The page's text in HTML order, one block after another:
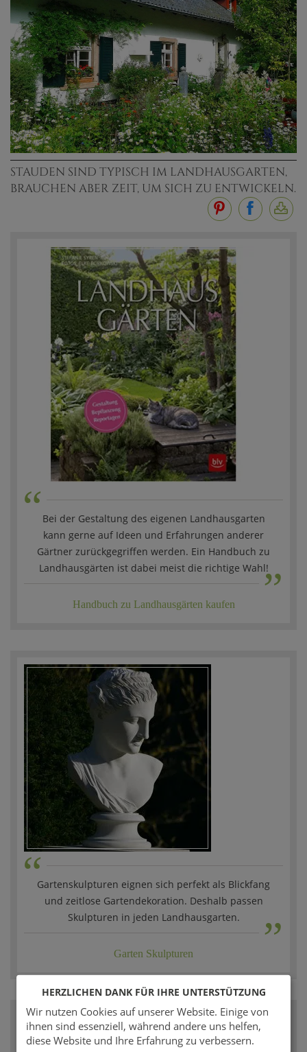
STAUDEN SIND TYPISCH IM LANDHAUSGARTEN,
BRAUCHEN ABER ZEIT, UM SICH ZU ENTWICKELN.
“ Bei der Gestaltung des eigenen Landhausgarten
kann gerne auf Ideen und Erfahrungen anderer
Gärtner zurückgegriffen werden. Ein Handbuch zu
Landhausgärten ist dabei meist die richtige Wahl!„
Handbuch zu Landhausgärten kaufen
“Gartenskulpturen eignen sich perfekt als Blickfang
und zeitlose Gartendekoration. Deshalb passen
Skulpturen in jeden Landhausgarten.
„
Garten Skulpturen
HERZLICHEN DANK FÜR IHRE UNTERSTÜTZUNG
Wir nutzen Cookies auf unserer Website. Einige von
ihnen sind essenziell, während andere uns helfen,
diese Website und Ihre Erfahrung zu verbessern.